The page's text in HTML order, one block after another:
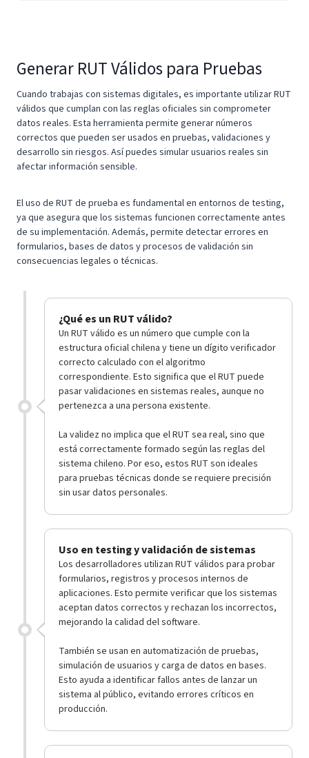
Generar RUT Válidos para Pruebas
Cuando trabajas con sistemas digitales, es importante utilizar RUT
válidos que cumplan con las reglas oficiales sin comprometer
datos reales. Esta herramienta permite generar números
correctos que pueden ser usados en pruebas, validaciones y
desarrollo sin riesgos. Así puedes simular usuarios reales sin
afectar información sensible.
El uso de RUT de prueba es fundamental en entornos de testing,
ya que asegura que los sistemas funcionen correctamente antes
de su implementación. Además, permite detectar errores en
formularios, bases de datos y procesos de validación sin
consecuencias legales o técnicas.
¿Qué es un RUT válido?
Un RUT válido es un número que cumple con la
estructura oficial chilena y tiene un dígito verificador
correcto calculado con el algoritmo
correspondiente. Esto significa que el RUT puede
pasar validaciones en sistemas reales, aunque no
pertenezca a una persona existente.
La validez no implica que el RUT sea real, sino que
está correctamente formado según las reglas del
sistema chileno. Por eso, estos RUT son ideales
para pruebas técnicas donde se requiere precisión
sin usar datos personales.
Uso en testing y validación de sistemas
Los desarrolladores utilizan RUT válidos para probar
formularios, registros y procesos internos de
aplicaciones. Esto permite verificar que los sistemas
aceptan datos correctos y rechazan los incorrectos,
mejorando la calidad del software.
También se usan en automatización de pruebas,
simulación de usuarios y carga de datos en bases.
Esto ayuda a identificar fallos antes de lanzar un
sistema al público, evitando errores críticos en
producción.